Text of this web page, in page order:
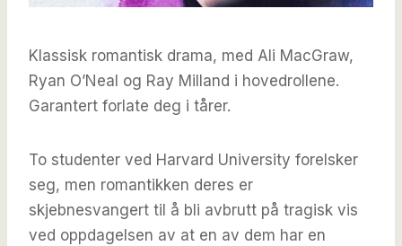
Klassisk romantisk drama, med Ali MacGraw,
Ryan O’Neal og Ray Milland i hovedrollene.
Garantert forlate deg i tårer.
To studenter ved Harvard University forelsker
seg, men romantikken deres er
skjebnesvangert til å bli avbrutt på tragisk vis
ved oppdagelsen av at en av dem har en